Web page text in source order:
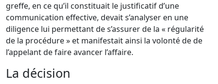
greffe, en ce qu’il constituait le justificatif d’une
communication effective, devait s’analyser en une
diligence lui permettant de s’assurer de la « régularité
de la procédure » et manifestait ainsi la volonté de de
l’appelant de faire avancer l’affaire.
La décision